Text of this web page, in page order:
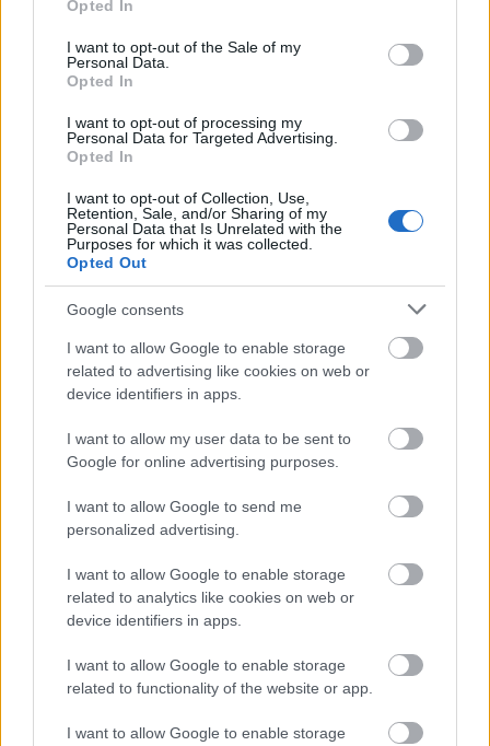
use your data for below specified purposes in below Google
consent section.
Opted In
I want to opt-out of the Sale of my
Personal Data.
Opted In
I want to opt-out of processing my
Personal Data for Targeted Advertising.
Opted In
I want to opt-out of Collection, Use,
Retention, Sale, and/or Sharing of my
Personal Data that Is Unrelated with the
Purposes for which it was collected.
Opted Out
Google consents
I want to allow Google to enable storage
related to advertising like cookies on web or
device identifiers in apps.
I want to allow my user data to be sent to
Google for online advertising purposes.
I want to allow Google to send me
personalized advertising.
I want to allow Google to enable storage
related to analytics like cookies on web or
device identifiers in apps.
I want to allow Google to enable storage
related to functionality of the website or app.
I want to allow Google to enable storage
KERÜLETEK
NÉPSZERŰ
Hitelfordulat 2026: elzárja a pénzcsapot az
ELEMZÉSEK 2026. júl. 22.